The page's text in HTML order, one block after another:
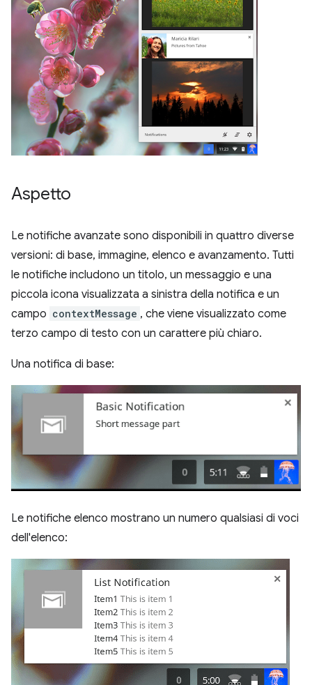
Aspetto
Le notifiche avanzate sono disponibili in quattro diverse
versioni: di base, immagine, elenco e avanzamento. Tutti
le notifiche includono un titolo, un messaggio e una
piccola icona visualizzata a sinistra della notifica e un
campo contextMessage , che viene visualizzato come
terzo campo di testo con un carattere più chiaro.
Una notifica di base:
Le notifiche elenco mostrano un numero qualsiasi di voci
dell'elenco: